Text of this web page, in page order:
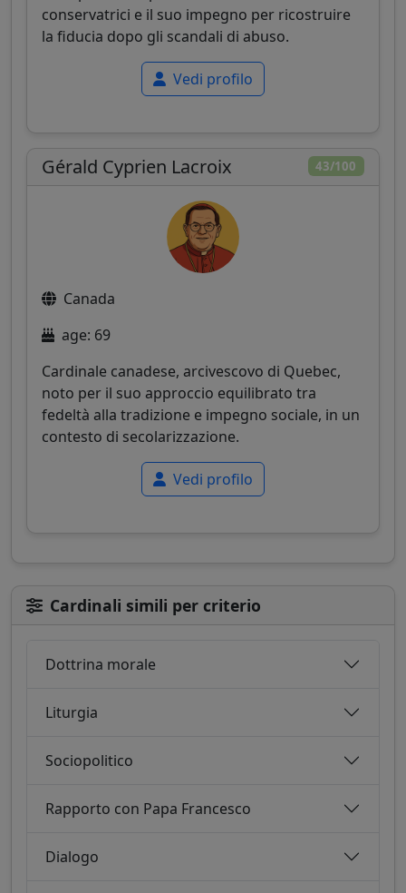
conservatrici e il suo impegno per ricostruire
la fiducia dopo gli scandali di abuso.
Vedi profilo
43/100
Gérald Cyprien Lacroix
Canada
age: 69
Cardinale canadese, arcivescovo di Quebec,
noto per il suo approccio equilibrato tra
fedeltà alla tradizione e impegno sociale, in un
contesto di secolarizzazione.
Vedi profilo
Cardinali simili per criterio
Dottrina morale
Liturgia
Sociopolitico
Rapporto con Papa Francesco
Dialogo